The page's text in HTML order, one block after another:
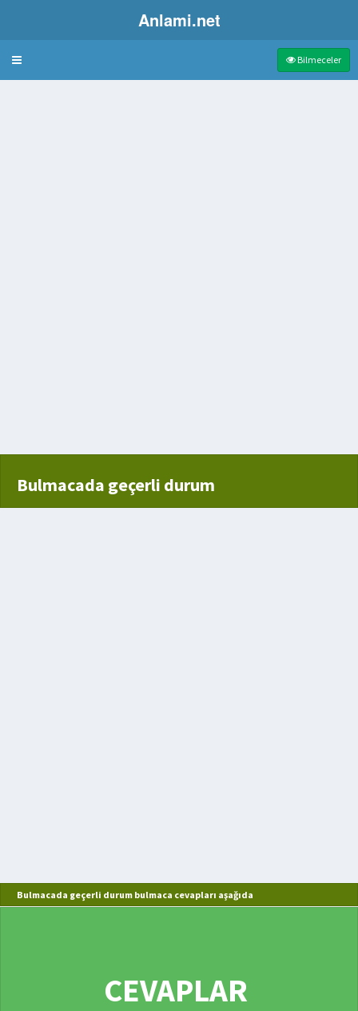
Anlami.net
Bulmaca Bilmeceler
Bulmacada geçerli durum
Bulmacada geçerli durum bulmaca cevapları aşağıda
CEVAPLAR